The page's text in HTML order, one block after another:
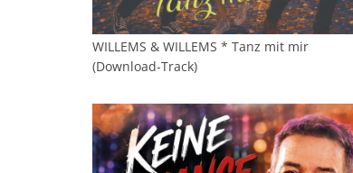
WILLEMS & WILLEMS * Tanz mit mir
(Download-Track)